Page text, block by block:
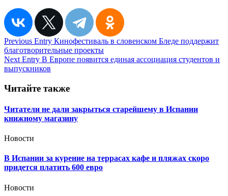
Навигация
по
записям
Previous Entry Кинофестиваль в словенском Бледе поддержит
благотворительные проекты
Next Entry В Европе появится единая ассоциация студентов и
выпускников
Читайте также
Читатели не дали закрыться старейшему в Испании
книжному магазину
Новости
В Испании за курение на террасах кафе и пляжах скоро
придется платить 600 евро
Новости